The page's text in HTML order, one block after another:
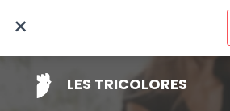
LES TRICOLORES
×